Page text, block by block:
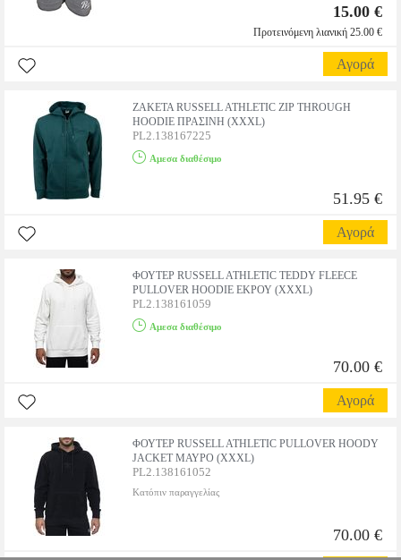
15.00 €
Προτεινόμενη λιανική 25.00 €
Αγορά
ΖΑΚΕΤΑ RUSSELL ATHLETIC ZIP THROUGH
HOODIE ΠΡΑΣΙΝΗ (XXXL)
PL2.138167225
Αμεσα διαθέσιμο
51.95 €
Αγορά
ΦΟΥΤΕΡ RUSSELL ATHLETIC TEDDY FLEECE
PULLOVER HOODIE ΕΚΡΟΥ (XXXL)
PL2.138161059
Αμεσα διαθέσιμο
70.00 €
Αγορά
ΦΟΥΤΕΡ RUSSELL ATHLETIC PULLOVER HOODY
JACKET ΜΑΥΡΟ (XXXL)
PL2.138161052
Κατόπιν παραγγελίας
70.00 €